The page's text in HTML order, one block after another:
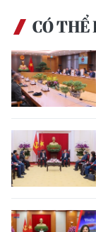
Infographic
TIN MỚI
Trung du và
Đồng bằng
Bắc Trung Bộ
CÓ THỂ